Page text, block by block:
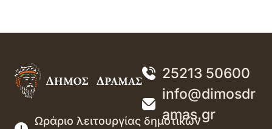
25213 50600
info@dimosdr
amas.gr
Ωράριο λειτουργίας δημοτικών